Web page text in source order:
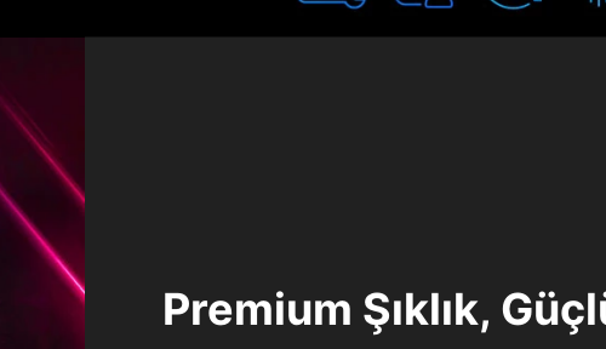
Premium Şıklık,